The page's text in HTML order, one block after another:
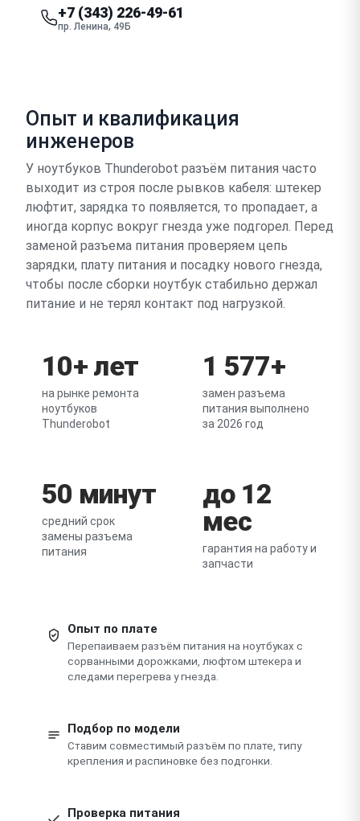
+7 (343) 226-49-61
пр. Ленина, 49Б
Опыт и квалификация
инженеров
У ноутбуков Thunderobot разъём питания часто
выходит из строя после рывков кабеля: штекер
люфтит, зарядка то появляется, то пропадает, а
иногда корпус вокруг гнезда уже подгорел. Перед
заменой разъема питания проверяем цепь
зарядки, плату питания и посадку нового гнезда,
чтобы после сборки ноутбук стабильно держал
питание и не терял контакт под нагрузкой.
10+ лет
на рынке ремонта
ноутбуков
Thunderobot
1 577+
замен разъема
питания выполнено
за 2026 год
50 минут
средний срок
замены разъема
питания
до 12
мес
гарантия на работу и
запчасти
Опыт по плате
Перепаиваем разъём питания на ноутбуках с
сорванными дорожками, люфтом штекера и
следами перегрева у гнезда.
Подбор по модели
Ставим совместимый разъём по плате, типу
крепления и распиновке без подгонки.
Проверка питания